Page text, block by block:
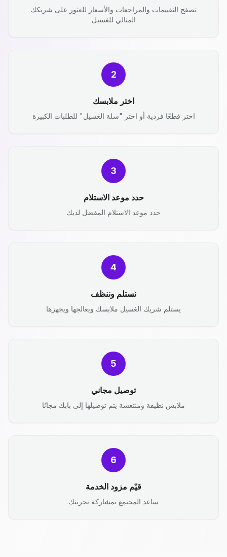
تصفح التقييمات والمراجعات والأسعار للعثور على شريكك
المثالي للغسيل
2
اختر ملابسك
اختر قطعًا فردية أو اختر "سلة الغسيل" للطلبات الكبيرة
3
حدد موعد الاستلام
حدد موعد الاستلام المفضل لديك
4
نستلم وننظف
يستلم شريك الغسيل ملابسك ويعالجها ويجهزها
5
توصيل مجاني
ملابس نظيفة ومنتعشة يتم توصيلها إلى بابك مجانًا
6
قيّم مزود الخدمة
ساعد المجتمع بمشاركة تجربتك